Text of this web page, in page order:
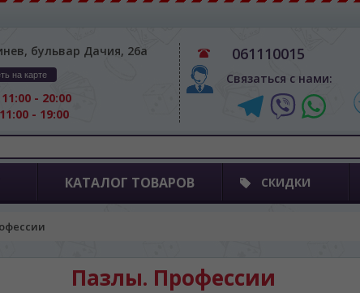
бульвар Дачия, 26а
на карте
- 20:00
- 19:00
061110015
Связаться с нами:
КАТАЛОГ ТОВАРОВ СКИДКИ
Пазлы. Профессии